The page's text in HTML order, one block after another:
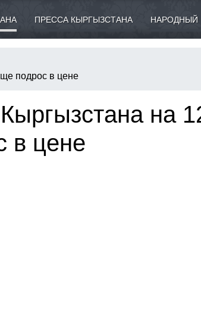
ПРЕССА КЫРГЫЗСТАНА НАРОДНЫЙ
подрос в цене
на
в цене